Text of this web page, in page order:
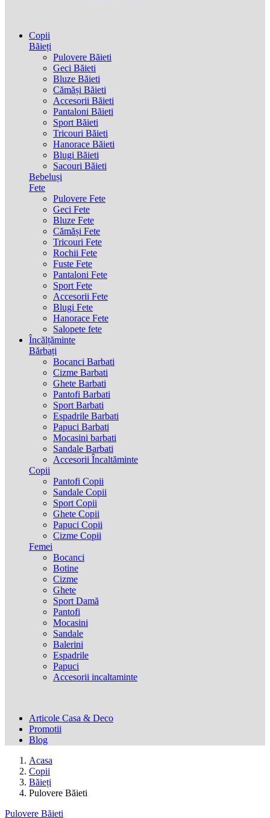
Copii
Băieți
Pulovere Băieti
Geci Băieti
Bluze Băieti
Cămăși Băieti
Accesorii Băieti
Pantaloni Băieti
Sport Băieti
Tricouri Băieti
Hanorace Băieti
Blugi Băieti
Sacouri Băieti
Bebeluși
Fete
Pulovere Fete
Geci Fete
Bluze Fete
Cămăși Fete
Tricouri Fete
Rochii Fete
Fuste Fete
Pantaloni Fete
Sport Fete
Accesorii Fete
Blugi Fete
Hanorace Fete
Salopete fete
Încălțăminte
Bărbați
Bocanci Barbati
Cizme Barbati
Ghete Barbati
Pantofi Barbati
Sport Barbati
Espadrile Barbati
Papuci Barbati
Mocasini barbati
Sandale Barbati
Accesorii Încaltăminte
Copii
Pantofi Copii
Sandale Copii
Sport Copii
Ghete Copii
Papuci Copii
Cizme Copii
Femei
Bocanci
Botine
Cizme
Ghete
Sport Damă
Pantofi
Mocasini
Sandale
Balerini
Espadrile
Papuci
Accesorii incaltaminte
Articole Casa & Deco
Promotii
Blog
Acasa
Copii
Băieți
Pulovere Băieti
Pulovere Băieti